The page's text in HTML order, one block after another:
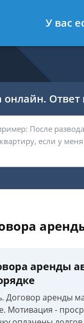
- Автоюрист, адвокат
онлайн.
аренды
Договор аренды
Мотивация -
У вас